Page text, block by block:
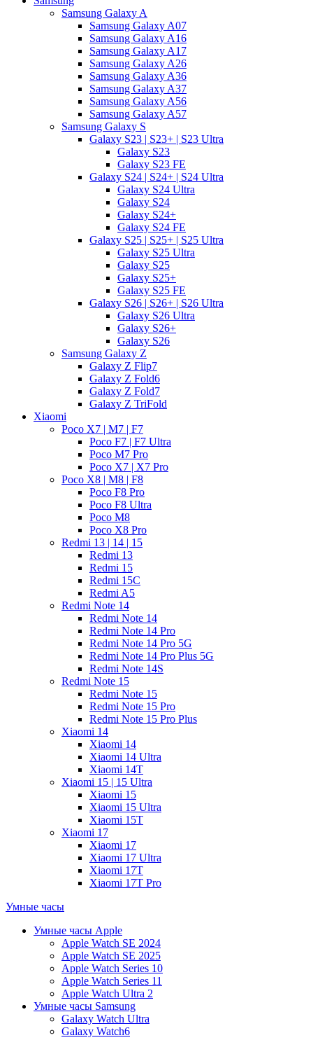
Samsung Galaxy A
Samsung Galaxy A07
Samsung Galaxy A16
Samsung Galaxy A17
Samsung Galaxy A26
Samsung Galaxy A36
Samsung Galaxy A37
Samsung Galaxy A56
Samsung Galaxy A57
Samsung Galaxy S
Galaxy S23 | S23+ | S23 Ultra
Galaxy S23
Galaxy S23 FE
Galaxy S24 | S24+ | S24 Ultra
Galaxy S24 Ultra
Galaxy S24
Galaxy S24+
Galaxy S24 FE
Galaxy S25 | S25+ | S25 Ultra
Galaxy S25 Ultra
Galaxy S25
Galaxy S25+
Galaxy S25 FE
Galaxy S26 | S26+ | S26 Ultra
Galaxy S26 Ultra
Galaxy S26+
Galaxy S26
Samsung Galaxy Z
Galaxy Z Flip7
Galaxy Z Fold6
Galaxy Z Fold7
Galaxy Z TriFold
Xiaomi
Poco X7 | M7 | F7
Poco F7 | F7 Ultra
Poco M7 Pro
Poco X7 | X7 Pro
Poco X8 | M8 | F8
Poco F8 Pro
Poco F8 Ultra
Poco M8
Poco X8 Pro
Redmi 13 | 14 | 15
Redmi 13
Redmi 15
Redmi 15C
Redmi A5
Redmi Note 14
Redmi Note 14
Redmi Note 14 Pro
Redmi Note 14 Pro 5G
Redmi Note 14 Pro Plus 5G
Redmi Note 14S
Redmi Note 15
Redmi Note 15
Redmi Note 15 Pro
Redmi Note 15 Pro Plus
Xiaomi 14
Xiaomi 14
Xiaomi 14 Ultra
Xiaomi 14T
Xiaomi 15 | 15 Ultra
Xiaomi 15
Xiaomi 15 Ultra
Xiaomi 15T
Xiaomi 17
Xiaomi 17
Xiaomi 17 Ultra
Xiaomi 17T
Xiaomi 17T Pro
Умные часы
Умные часы Apple
Apple Watch SE 2024
Apple Watch SE 2025
Apple Watch Series 10
Apple Watch Series 11
Apple Watch Ultra 2
Умные часы Samsung
Galaxy Watch Ultra
Galaxy Watch6